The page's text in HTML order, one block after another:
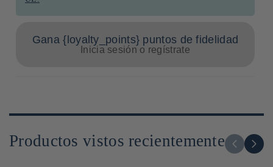
Gana {loyalty_points} puntos de fidelidad
Inicia sesión o regístrate
Productos vistos recientemente